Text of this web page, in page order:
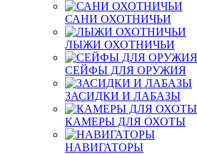
САНИ ОХОТНИЧЬИ
ЛЫЖИ ОХОТНИЧЬИ
СЕЙФЫ ДЛЯ ОРУЖИЯ
ЗАСИДКИ И ЛАБАЗЫ
КАМЕРЫ ДЛЯ ОХОТЫ
НАВИГАТОРЫ